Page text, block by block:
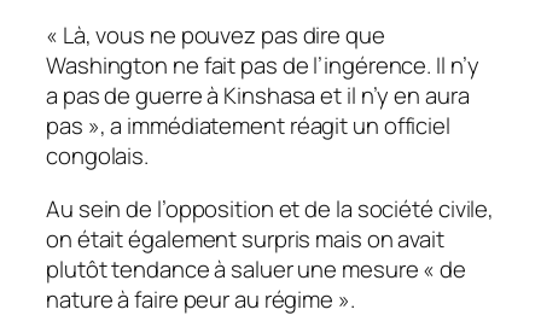
« Là, vous ne pouvez pas dire que
Washington ne fait pas de l’ingérence. Il n’y
a pas de guerre à Kinshasa et il n’y en aura
pas », a immédiatement réagit un officiel
congolais.
Au sein de l’opposition et de la société civile,
on était également surpris mais on avait
plutôt tendance à saluer une mesure «de
nature à faire peur au régime ».